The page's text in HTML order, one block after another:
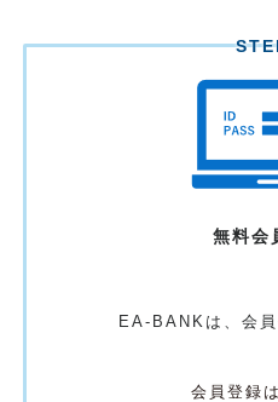
無料会
EA-BANKは、 会
会員登録